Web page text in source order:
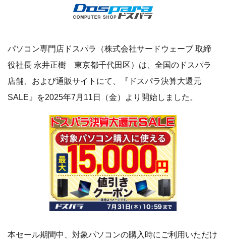
パソコン専門店ドスパラ（株式会社サードウェーブ 取締
役社長 永井正樹 東京都千代田区）は、全国のドスパラ
店舗、および通販サイトにて、『ドスパラ決算大還元
SALE』を2025年7月11日（金）より開始しました。
本セール期間中、対象パソコンの購入時にご利用いただけ